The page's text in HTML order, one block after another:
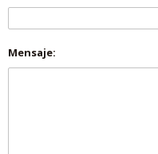
Mensaje: